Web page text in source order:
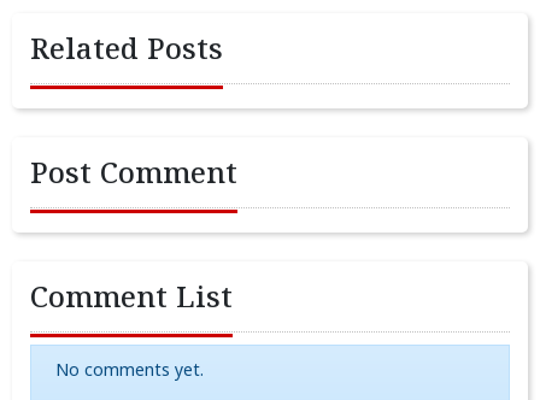
Related Posts
Post Comment
Comment List
No comments yet.